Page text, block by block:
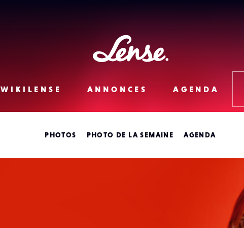
Lense
WIKILENSE ANNONCES AGENDA
PHOTOS PHOTO DE LA SEMAINE AGENDA